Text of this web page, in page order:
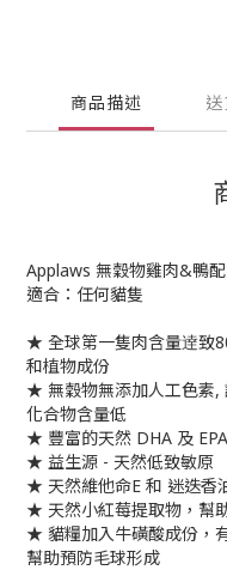
商品描述
Applaws 無穀物雞肉&鴨
適合：任何貓隻
★ 全球第一隻肉含量逹致
和植物成份
★ 無穀物無添加人工色素,
化合物含量低
★ 豐富的天然 DHA 及
★ 益生源 - 天然低致敏原
★ 天然維他命E 和 迷迭香
★ 天然小紅莓提取物，幫
★ 貓糧加入牛磺酸成份，
幫助預防毛球形成